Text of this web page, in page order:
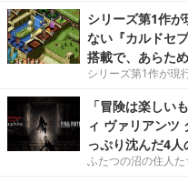
シリーズ第1作
ない『カルドセ
搭載で、あらた
シリーズ第1作が現
「冒険は楽しい
ィ ヴァリアンツ
っぷり沈んだ4人
ふたつの沼の住人た